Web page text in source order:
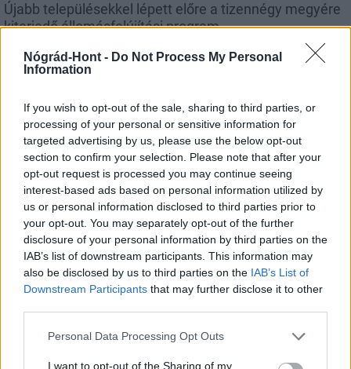
Nógrád-Hont - Do Not Process My Personal
Information
If you wish to opt-out of the sale, sharing to third parties, or
processing of your personal or sensitive information for
targeted advertising by us, please use the below opt-out
section to confirm your selection. Please note that after your
opt-out request is processed you may continue seeing
interest-based ads based on personal information utilized by
us or personal information disclosed to third parties prior to
your opt-out. You may separately opt-out of the further
disclosure of your personal information by third parties on the
IAB’s list of downstream participants. This information may
also be disclosed by us to third parties on the IAB’s List of
Downstream Participants that may further disclose it to other
Please note that this website/app uses one or more Google
not limited to your visit or usage behaviour. You may click to
Personal Data Processing Opt Outs
I want to opt-out of the Sharing of my
Újabb településekkel lépett előre a tizennégy megyére
kiterjedő állomásfelújítási program
Salgótarjánban lép fel a Budapest Bár